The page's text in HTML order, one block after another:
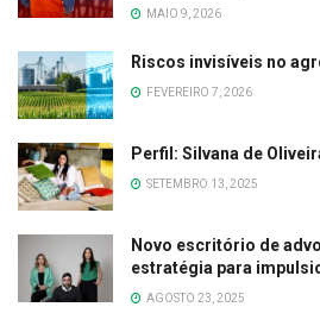
MAIO 9, 2026
Riscos invisíveis no
FEVEREIRO 7, 2026
Perfil: Silvana de
SETEMBRO 13, 2025
Novo escritório de
estratégia para
AGOSTO 23, 2025